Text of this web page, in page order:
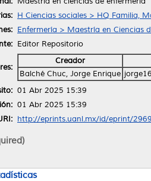
H Ciencias sociales > HQ Familia,
Enfermería > Maestría en Ciencias
Editor Repositorio
Creador
Balché Chuc, Jorge Enrique
01 Abr 2025 15:39
01 Abr 2025 15:39
http://eprints.uanl.mx/id/eprint/